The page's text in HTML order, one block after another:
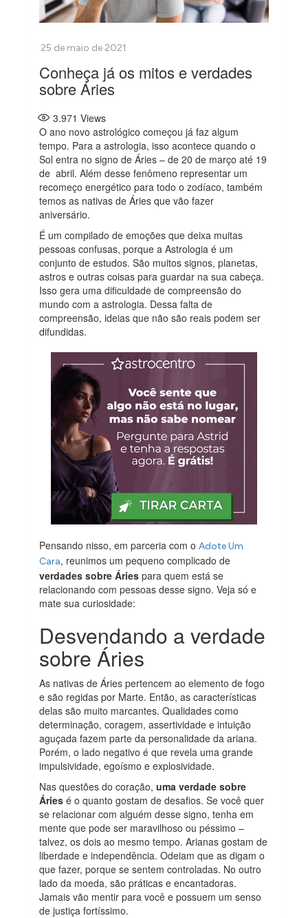
Conheça já os mitos e verdades
sobre Áries
3.971 Views
O ano novo astrológico começou já faz algum
tempo. Para a astrologia, isso acontece quando o
Sol entra no signo de Áries – de 20 de março até 19
de abril. Além desse fenômeno representar um
recomeço energético para todo o zodíaco, também
temos as nativas de Áries que vão fazer
aniversário.
É um compilado de emoções que deixa muitas
pessoas confusas, porque a Astrologia é um
conjunto de estudos. São muitos signos, planetas,
astros e outras coisas para guardar na sua cabeça.
Isso gera uma dificuldade de compreensão do
mundo com a astrologia. Dessa falta de
compreensão, ideias que não são reais podem ser
difundidas.
Pensando nisso, em parceria com oAdote Um
Cara, reunimos um pequeno complicado de
verdades sobre Áries para quem está se
relacionando com pessoas desse signo. Veja só e
mate sua curiosidade:
Desvendando a verdade
sobre Áries
As nativas de Áries pertencem ao elemento de fogo
e são regidas por Marte. Então, as características
delas são muito marcantes. Qualidades como
determinação, coragem, assertividade e intuição
aguçada fazem parte da personalidade da ariana.
Porém, o lado negativo é que revela uma grande
impulsividade, egoísmo e explosividade.
Nas questões do coração, uma verdade sobre
Áries é o quanto gostam de desafios. Se você quer
se relacionar com alguém desse signo, tenha em
mente que pode ser maravilhoso ou péssimo –
talvez, os dois ao mesmo tempo. Arianas gostam de
liberdade e independência. Odeiam que as digam o
que fazer, porque se sentem controladas. No outro
lado da moeda, são práticas e encantadoras.
Jamais vão mentir para você e possuem um senso
de justiça fortíssimo.